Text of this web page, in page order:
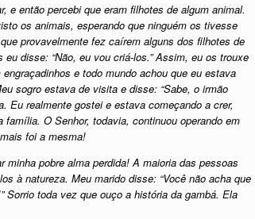
e então percebi que eram filhotes de algum animal.
os animais, esperando que ninguém os tivesse
provavelmente fez caírem alguns dos filhotes de
disse: “Não, eu vou criá-los.” Assim, eu os trouxe
e todo mundo achou que eu estava
sogro estava de visita e disse: “Sabe, o irmão
Eu realmente gostei e estava começando a crer,
O Senhor, todavia, continuou operando em
foi a mesma!
pobre alma perdida! A maioria das pessoas
à natureza. Meu marido disse: “Você não acha que
Sorrio toda vez que ouço a história da gambá. Ela